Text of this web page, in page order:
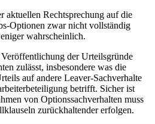
aktuellen Rechtsprechung auf die
Optionen zwar nicht vollständig
wahrscheinlich.
der Urteilsgründe
zulässt, insbesondere was die
auf andere Leaver-Sachverhalte
betrifft. Sicher ist
von Optionssachverhalten muss
zurückhaltender erfolgen.